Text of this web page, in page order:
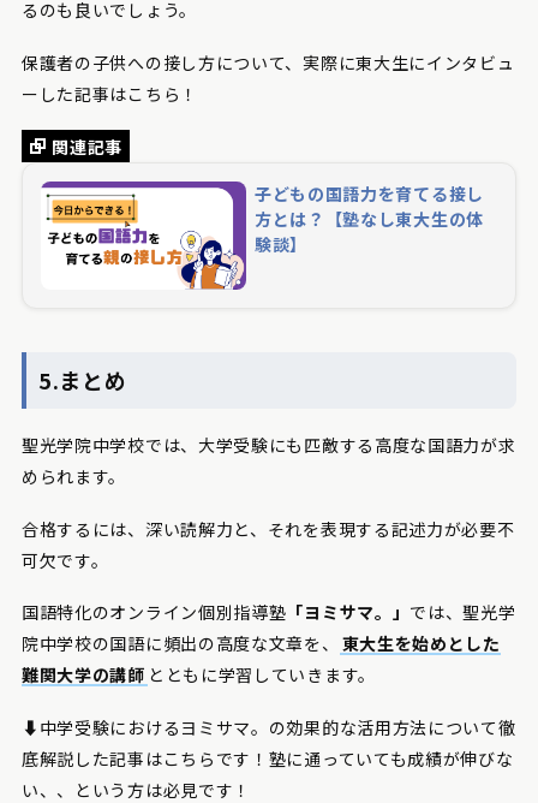
るのも良いでしょう。
保護者の子供への接し方について、実際に東大生にインタビュ
ーした記事はこちら！
関連記事
子どもの国語力を育てる接し
方とは？【塾なし東大生の体
験談】
5.まとめ
聖光学院中学校では、大学受験にも匹敵する高度な国語力が求
められます。
合格するには、深い読解力と、それを表現する記述力が必要不
可欠です。
国語特化のオンライン個別指導塾 「ヨミサマ。」 では、聖光学
院中学校の国語に頻出の高度な文章を、 東大生を始めとした
難関大学の講師 とともに学習していきます。
⬇️中学受験におけるヨミサマ。の効果的な活用方法について徹
底解説した記事はこちらです！塾に通っていても成績が伸びな
い、、という方は必見です！